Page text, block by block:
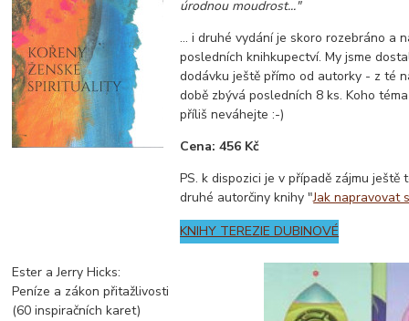
úrodnou moudrost..."
... i druhé vydání je skoro rozebráno a
posledních knihkupectví. My jsme
dodávku ještě přímo od autorky - z té
době zbývá posledních 8 ks. Koho
příliš neváhejte :-)
Cena: 456 Kč
PS. k dispozici je v případě zájmu ještě
druhé autorčiny knihy "Jak napravovat
KNIHY TEREZIE DUBINOVÉ
Ester a Jerry Hicks:
Peníze a zákon přitažlivosti
(60 inspiračních karet)